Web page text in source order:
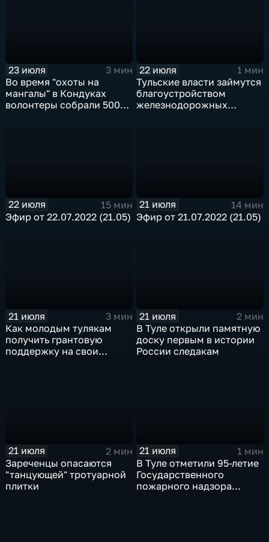
23 июля
3 мин
Во время "охоты на
мангалы" в Кондуках
волонтеры собрали 500
22 июля
1 мин
Тульские власти займутся
благоустройством
железнодорожных
22 июля
15 мин
Эфир от 22.07.2022 (21.05)
21 июля
14 мин
Эфир от 21.07.2022 (21.05)
21 июля
3 мин
Как молодым тулякам
получить грантовую
поддержку на свои
21 июля
2 мин
В Туле открыли памятную
доску первым в истории
России следакам
21 июля
2 мин
Зареченцы опасаются
"танцующей" тротуарной
плитки
21 июля
1 мин
В Туле отметили 95-летие
Государственного
пожарного надзора